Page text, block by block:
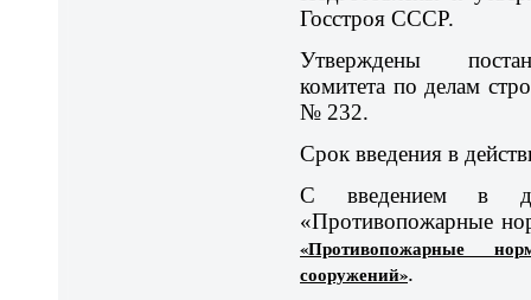
Госстроя СССР.
Утверждены
комитета по делам
№ 232.
Срок введения в
С введением в
«Противопожарные
«Противопожарные
сооружений».